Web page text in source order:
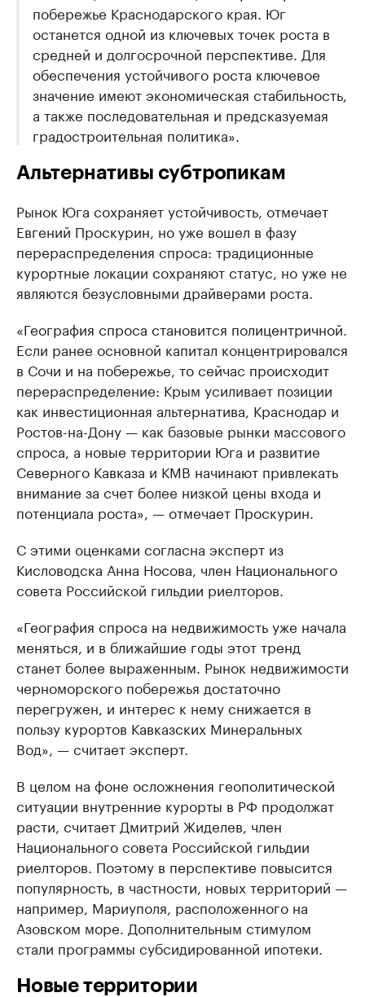
побережье Краснодарского края. Юг
останется одной из ключевых точек роста в
средней и долгосрочной перспективе. Для
обеспечения устойчивого роста ключевое
значение имеют экономическая стабильность,
а также последовательная и предсказуемая
градостроительная политика».
Альтернативы субтропикам
Рынок Юга сохраняет устойчивость, отмечает
Евгений Проскурин, но уже вошел в фазу
перераспределения спроса: традиционные
курортные локации сохраняют статус, но уже не
являются безусловными драйверами роста.
«География спроса становится полицентричной.
Если ранее основной капитал концентрировался
в Сочи и на побережье, то сейчас происходит
перераспределение: Крым усиливает позиции
как инвестиционная альтернатива, Краснодар и
Ростов-на-Дону — как базовые рынки массового
спроса, а новые территории Юга и развитие
Северного Кавказа и КМВ начинают привлекать
внимание за счет более низкой цены входа и
потенциала роста», — отмечает Проскурин.
С этими оценками согласна эксперт из
Кисловодска Анна Носова, член Национального
совета Российской гильдии риелторов.
«География спроса на недвижимость уже начала
меняться, и в ближайшие годы этот тренд
станет более выраженным. Рынок недвижимости
черноморского побережья достаточно
перегружен, и интерес к нему снижается в
пользу курортов Кавказских Минеральных
Вод», — считает эксперт.
В целом на фоне осложнения геополитической
ситуации внутренние курорты в РФ продолжат
расти, считает Дмитрий Жиделев, член
Национального совета Российской гильдии
риелторов. Поэтому в перспективе повысится
популярность, в частности, новых территорий —
например, Мариуполя, расположенного на
Азовском море. Дополнительным стимулом
стали программы субсидированной ипотеки.
Новые территории